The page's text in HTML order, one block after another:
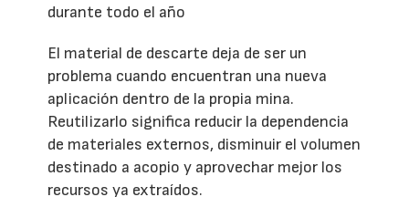
durante todo el año
El material de descarte deja de ser un
problema cuando encuentran una nueva
aplicación dentro de la propia mina.
Reutilizarlo significa reducir la dependencia
de materiales externos, disminuir el volumen
destinado a acopio y aprovechar mejor los
recursos ya extraídos.